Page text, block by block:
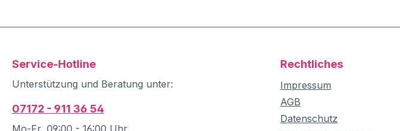
Service-Hotline
Unterstützung und Beratung unter:
07172 - 911 36 54
Mo-Fr, 09:00 - 16:00 Uhr
Rechtliches
Impressum
AGB
Datenschutz